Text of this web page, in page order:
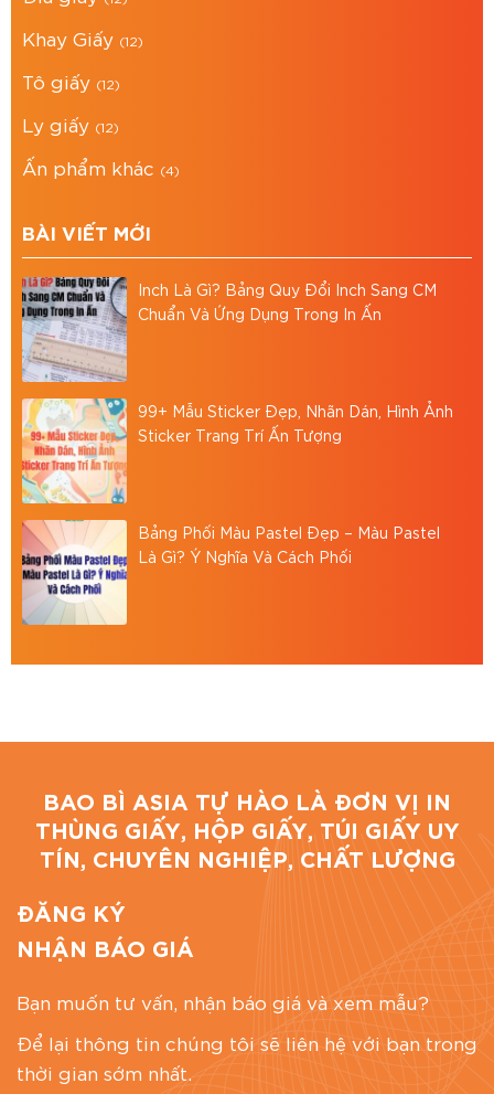
Bình, TP.HCM
Email:baobiasiavn@gmail.com
Website: https://baobiasia.com
Khay Giấy (12)
Tô giấy (12)
Ly giấy (12)
Ấn phẩm khác (4)
BÀI VIẾT MỚI
Inch Là Gì? Bảng Quy Đổi Inch Sang CM
Chuẩn Và Ứng Dụng Trong In Ấn
99+ Mẫu Sticker Đẹp, Nhãn Dán, Hình Ảnh
Sticker Trang Trí Ấn Tượng
Bảng Phối Màu Pastel Đẹp – Màu Pastel
Là Gì? Ý Nghĩa Và Cách Phối
BAO BÌ ASIA TỰ HÀO LÀ ĐƠN VỊ IN
THÙNG GIẤY, HỘP GIẤY, TÚI GIẤY UY
TÍN, CHUYÊN NGHIỆP, CHẤT LƯỢNG
ĐĂNG KÝ
NHẬN BÁO GIÁ
Bạn muốn tư vấn, nhận báo giá và xem mẫu?
Để lại thông tin chúng tôi sẽ liên hệ với bạn trong
thời gian sớm nhất.